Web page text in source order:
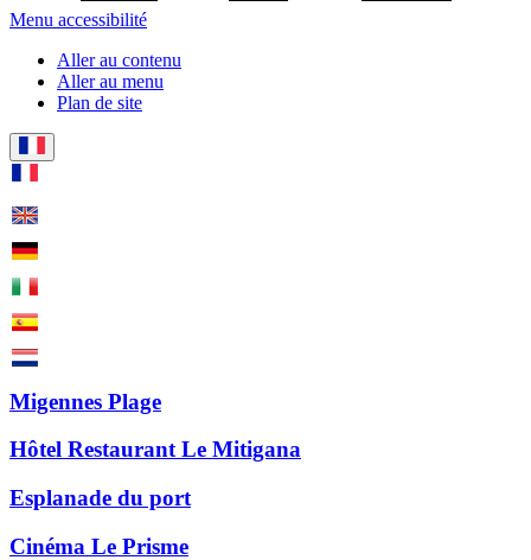
Menu accessibilité
Aller au contenu
Aller au menu
Plan de site
Migennes Plage
Hôtel Restaurant Le Mitigana
Esplanade du port
Cinéma Le Prisme